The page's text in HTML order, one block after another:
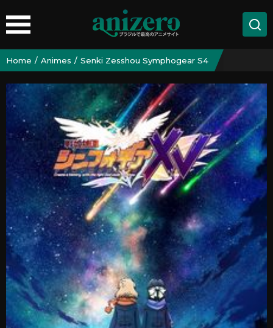
Home Animes Senki Zesshou Symphogear S4